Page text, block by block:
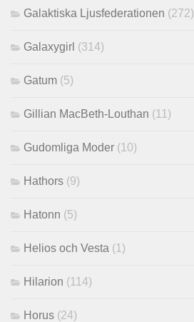
Galaktiska Ljusfederationen (272)
Galaxygirl (314)
Gatum (5)
Gillian MacBeth-Louthan (11)
Gudomliga Moder (10)
Hathors (9)
Hatonn (5)
Helios och Vesta (1)
Hilarion (114)
Horus (24)